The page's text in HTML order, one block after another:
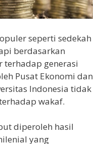
seperti sedekah
berdasarkan
terhadap generasi
Pusat Ekonomi dan
Indonesia tidak
wakaf.
diperoleh hasil
yang